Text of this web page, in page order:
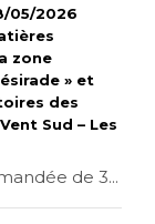
05/2026
zone
» et
des
Sud – Les
de 3...